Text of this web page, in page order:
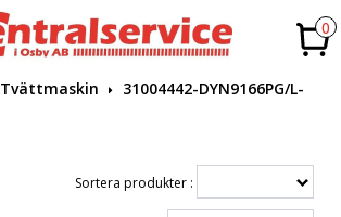
0
Tvättmaskin
31004442-DYN9166PG/L-
Sortera produkter :